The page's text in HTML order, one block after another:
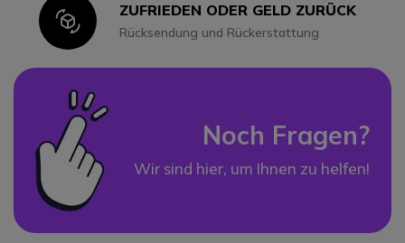
IconZUFRIEDEN ODER GELD ZURÜCK
Rücksendung und Rückerstattung
Noch Fragen?
Wir sind hier, um Ihnen zu helfen!